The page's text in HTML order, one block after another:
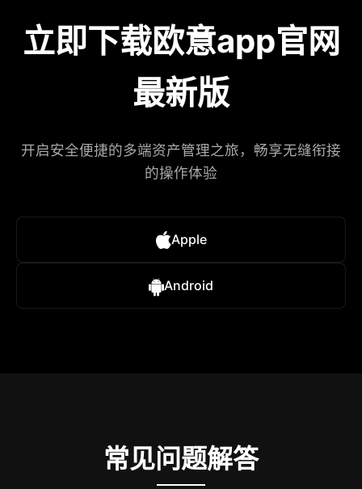
立即下载欧意app官网
最新版
开启安全便捷的多端资产管理之旅，畅享无缝衔接
的操作体验
Apple
Android
常见问题解答